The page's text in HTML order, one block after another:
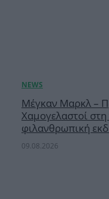
Μέγκαν Μαρκλ –
Χαμογελαστοί
φιλανθρωπική
09.08.2026